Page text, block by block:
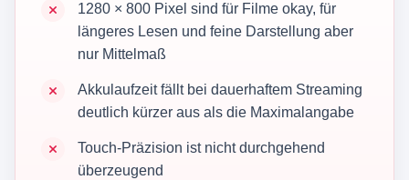
1280 × 800 Pixel sind für Filme okay, für
längeres Lesen und feine Darstellung aber
nur Mittelmaß
Akkulaufzeit fällt bei dauerhaftem Streaming
deutlich kürzer aus als die Maximalangabe
Touch-Präzision ist nicht durchgehend
überzeugend